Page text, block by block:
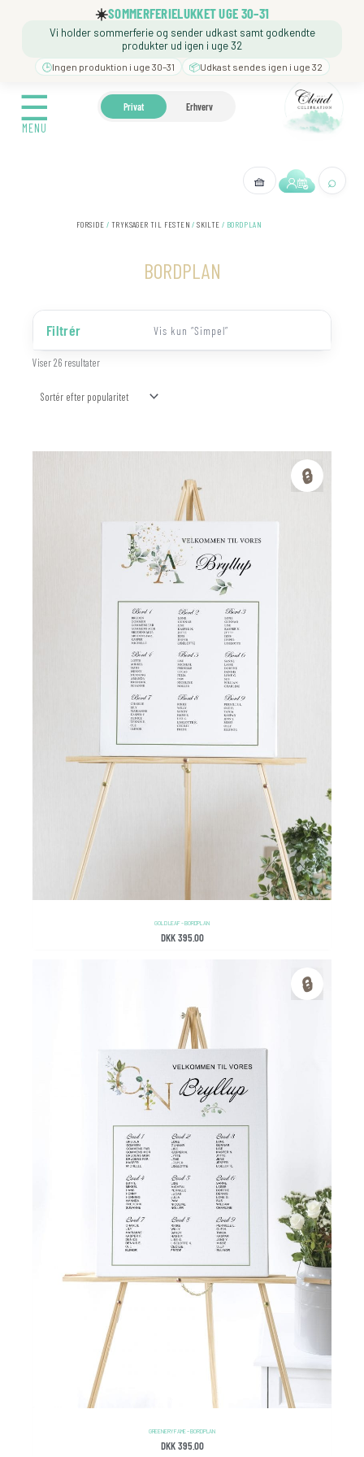
☀️SOMMERFERIELUKKET UGE 30–31
Vi holder sommerferie og sender udkast samt godkendte
produkter ud igen i uge 32
🕒Ingen produktion i uge 30–31 📦Udkast sendes igen i uge 32
☰
MENU
Privat Erhverv
🧺 ⌕
☰
MENU
🍼 BARNEDÅB ❓️ BESØG VORES
FORSIDE / TRYKSAGER TIL FESTEN /SKILTE / BORDPLAN
BORDPLAN
Filtrér Vis kun “Simpel”
Viser 26 resultaterSorteret
🔒
GOLD LEAF – BORDPLAN
DKK395.00
🔒
GREENERY FAME – BORDPLAN
DKK395.00